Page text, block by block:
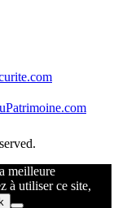
meilleure
à utiliser ce site,